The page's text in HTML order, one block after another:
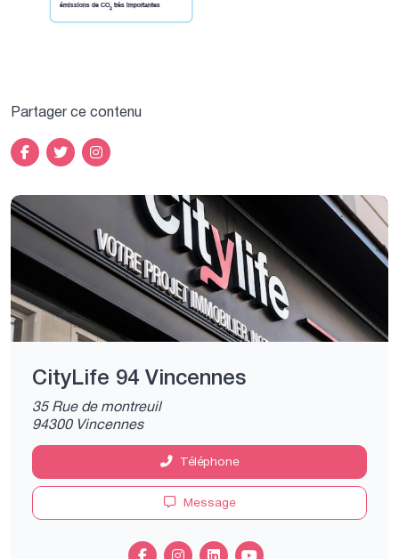
émissions de CO2très importantes
Partager ce contenu
CityLife 94 Vincennes
35 Rue de montreuil
94300 Vincennes
Téléphone
Message